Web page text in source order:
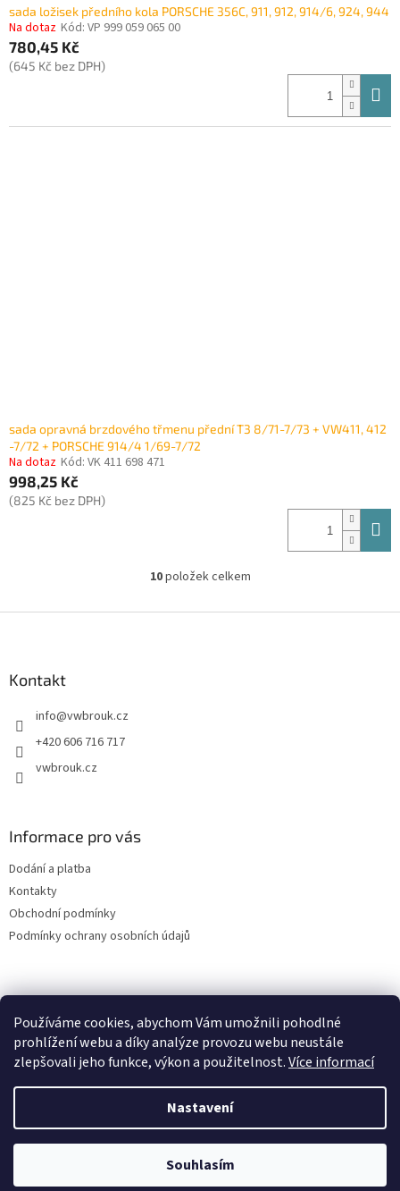
Používáme cookies, abychom Vám umožnili pohodlné
prohlížení webu a díky analýze provozu webu neustále
zlepšovali jeho funkce, výkon a použitelnost.Více informací
Nastavení
Souhlasím
sada ložisek předního kola PORSCHE 356C, 911, 912, 914/6, 924, 944
Na dotaz Kód: VP 999 059 065 00
780,45 Kč
(645 Kč bez DPH)
sada opravná brzdového třmenu přední T3 8/71-7/73 + VW411, 412
-7/72 + PORSCHE 914/4 1/69-7/72
Na dotaz Kód: VK 411 698 471
998,25 Kč
(825 Kč bez DPH)
O
l
10položek celkem
Kontakt
info@vwbrouk.cz
+420 606 716 717
vwbrouk.cz
Informace pro vás
Dodání a platba
Kontakty
Obchodní podmínky
Podmínky ochrany osobních údajů
Vytvořil Shoptet
VWBrouk.cz, s.r.o.. Všechna práva vyhrazena.